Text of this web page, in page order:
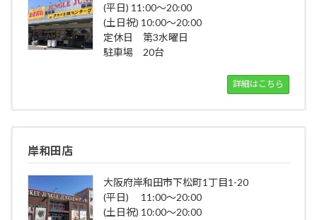
(平日) 11:00～20:00
(土日祝) 10:00～20:00
定休日 第3水曜日
駐車場 20台
詳細はこちら
岸和田店
大阪府岸和田市下松町1丁目1-20
(平日) 11:00～20:00
(土日祝) 10:00～20:00